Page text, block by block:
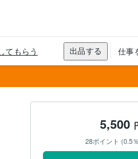
5,500
28ポイント (0.5